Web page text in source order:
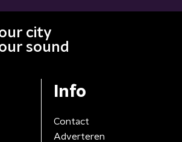
city
sound
Info
Contact
Adverteren